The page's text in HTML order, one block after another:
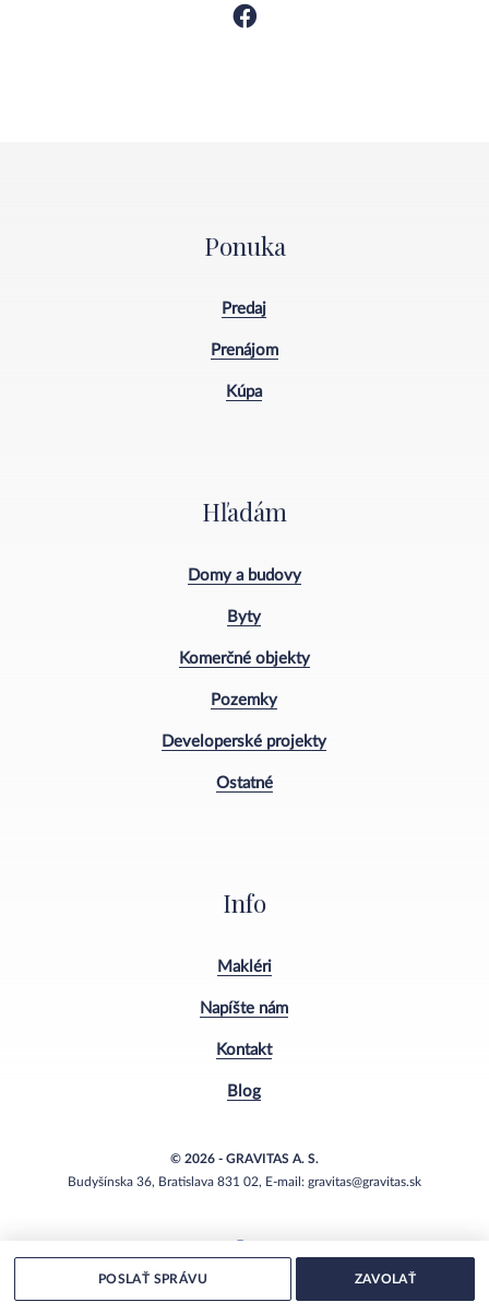
POSLAŤ SPRÁVU ZAVOLAŤ
Ponuka
Predaj
Prenájom
Kúpa
Hľadám
Domy a budovy
Byty
Komerčné objekty
Pozemky
Developerské projekty
Ostatné
Info
Makléri
Napíšte nám
Kontakt
Blog
© 2026 - GRAVITAS A. S.
Budyšínska 36, Bratislava 831 02, E-mail: gravitas@gravitas.sk